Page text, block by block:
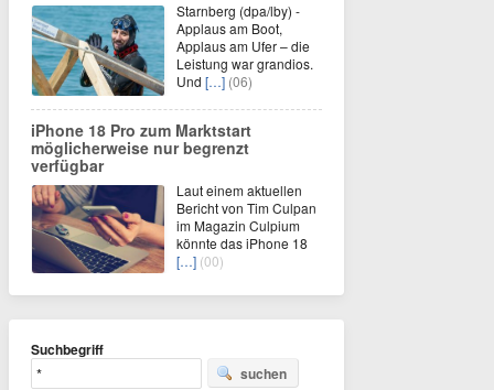
Starnberg (dpa/lby) -
Applaus am Boot,
Applaus am Ufer – die
Leistung war grandios.
Und […] (06)
iPhone 18 Pro zum Marktstart
möglicherweise nur begrenzt
verfügbar
Laut einem aktuellen
Bericht von Tim Culpan
im Magazin Culpium
könnte das iPhone 18
[…] (00)
Suchbegriff
suchen